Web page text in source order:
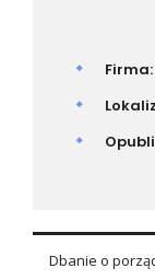
Firma:
Dbanie o